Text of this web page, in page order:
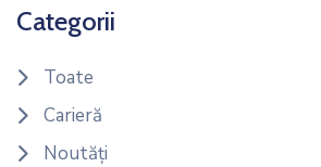
Categorii
Toate
Carieră
Noutăți